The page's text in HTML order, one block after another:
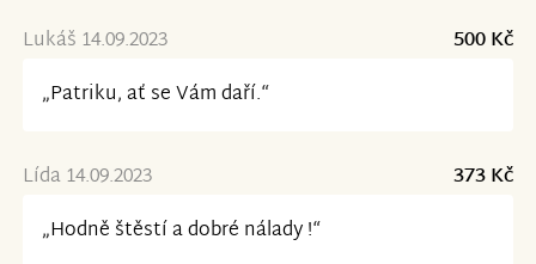
Lukáš 14.09.2023
500 Kč
„Patriku, ať se Vám daří.“
Lída 14.09.2023
373 Kč
„Hodně štěstí a dobré nálady !“